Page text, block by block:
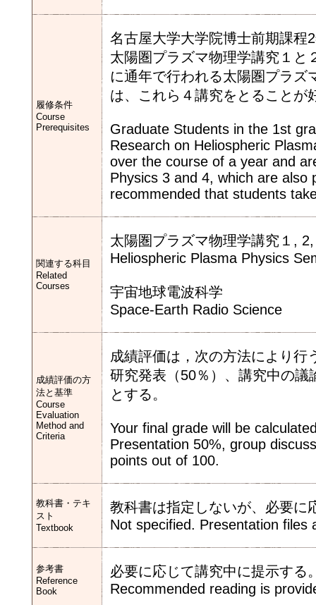
履修条件
Course
Prerequisites
名古屋大学大学院博士前期課程
太陽圏プラズマ物理学講究１と
に通年で行われる太陽圏プラズ
は、これら４講究をとることが
Graduate Students in the 1st
Research on Heliospheric
over the course of a year and
Physics 3 and 4, which are
recommended that students
関連する科目
Related
Courses
太陽圏プラズマ物理学講究１,
Heliospheric Plasma Physics
宇宙地球電波科学
Space-Earth Radio Science
成績評価の方
法と基準
Course
Evaluation
Method and
Criteria
成績評価は，次の方法により行
研究発表（50％）、講究中の
とする。
Your final grade will be
Presentation 50%, group
points out of 100.
教科書・テキ
スト
Textbook
教科書は指定しないが、必要に
Not specified. Presentation files
参考書
Reference
Book
必要に応じて講究中に提示する
Recommended reading is